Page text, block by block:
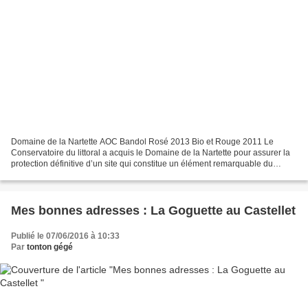
Domaine de la Nartette AOC Bandol Rosé 2013 Bio et Rouge 2011 Le
Conservatoire du littoral a acquis le Domaine de la Nartette pour assurer la
protection définitive d’un site qui constitue un élément remarquable du
Mes bonnes adresses : La Goguette au Castellet
Publié le 07/06/2016 à 10:33
Par tonton gégé